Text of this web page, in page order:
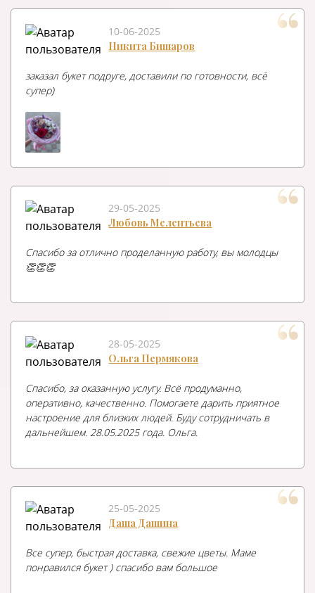
10-06-2025
Никита Бишаров
заказал букет подруге, доставили по готовности, всё
супер)
29-05-2025
Любовь Мелентьева
Спасибо за отлично проделанную работу, вы молодцы
👏👏👏
28-05-2025
Ольга Пермякова
Спасибо, за оказанную услугу. Всё продуманно,
оперативно, качественно. Помогаете дарить приятное
настроение для близких людей. Буду сотрудничать в
дальнейшем. 28.05.2025 года. Ольга.
25-05-2025
Даша Дашина
Все супер, быстрая доставка, свежие цветы. Маме
понравился букет ) спасибо вам большое